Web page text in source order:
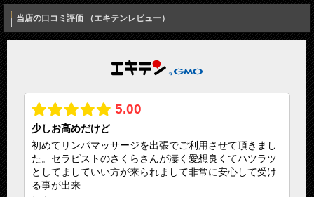
当店の口コミ評価 （エキテンレビュー）